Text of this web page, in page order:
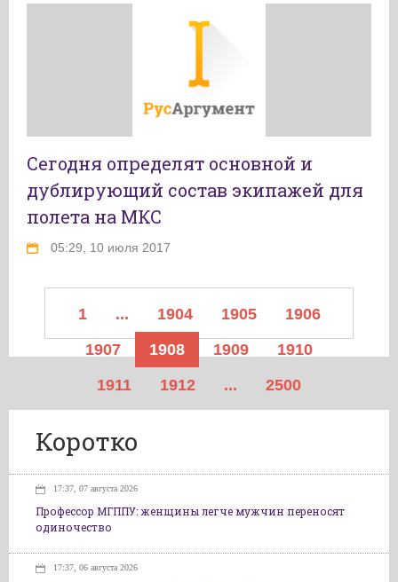
Сегодня определят основной и
дублирующий состав экипажей для
полета на МКС
05:29, 10 июля 2017
1 ... 1904 1905
1906
1907
1908 1909
1910
1911
1912 ... 2500
Коротко
17:37, 07 августа 2026
Профессор МГППУ: женщины легче мужчин переносят
одиночество
17:37, 06 августа 2026